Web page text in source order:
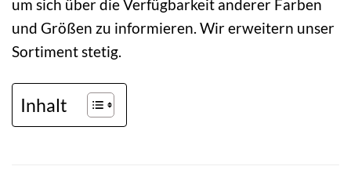
um sich über die Verfügbarkeit anderer Farben
und Größen zu informieren. Wir erweitern unser
Sortiment stetig.
Inhalt